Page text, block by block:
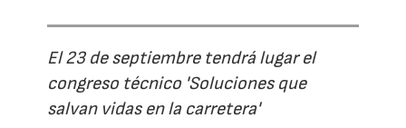
El 23 de septiembre tendrá lugar el
congreso técnico 'Soluciones que
salvan vidas en la carretera'